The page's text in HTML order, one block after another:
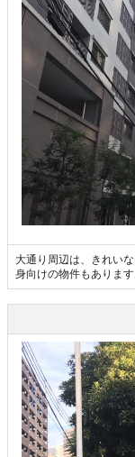
大通り周辺は、きれい
身向けの物件もあります